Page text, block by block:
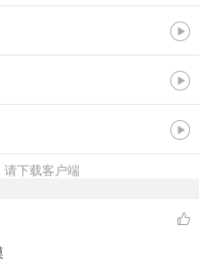
请下载客户端